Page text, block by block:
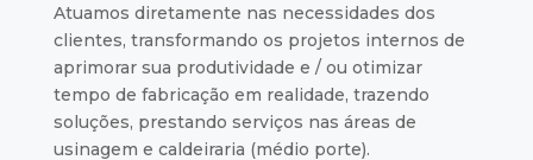
Atuamos diretamente nas necessidades dos
clientes, transformando os projetos internos de
aprimorar sua produtividade e / ou otimizar
tempo de fabricação em realidade, trazendo
soluções, prestando serviços nas áreas de
usinagem e caldeiraria (médio porte).